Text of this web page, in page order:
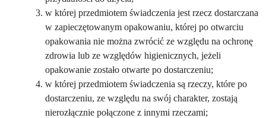
w której przedmiotem świadczenia jest rzecz dostarczana
w zapieczętowanym opakowaniu, której po otwarciu
opakowania nie można zwrócić ze względu na ochronę
zdrowia lub ze względów higienicznych, jeżeli
opakowanie zostało otwarte po dostarczeniu;
w której przedmiotem świadczenia są rzeczy, które po
dostarczeniu, ze względu na swój charakter, zostają
nierozłącznie połączone z innymi rzeczami;